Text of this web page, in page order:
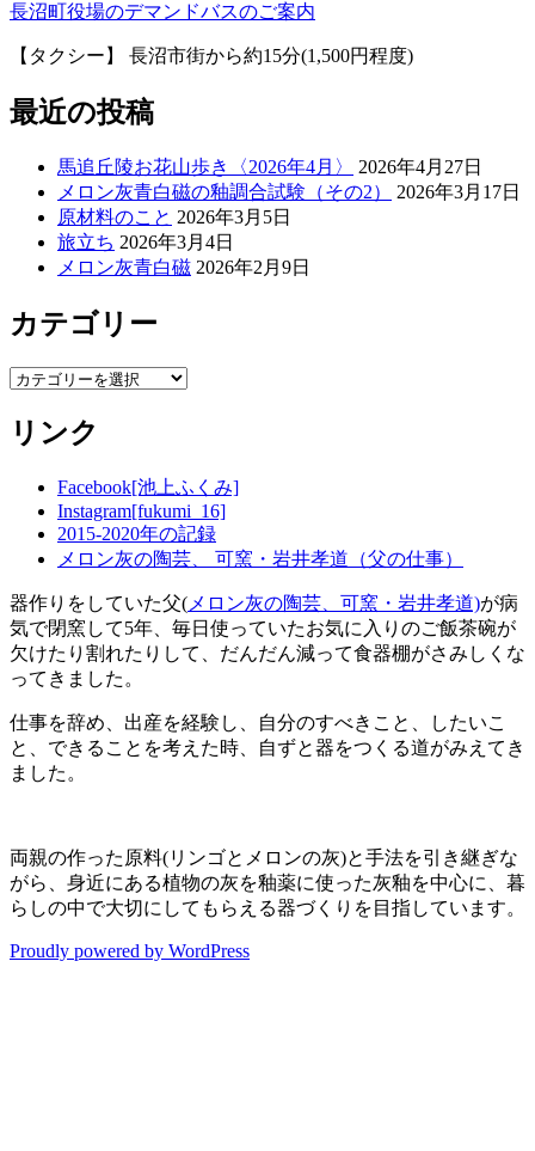
長沼町役場のデマンドバスのご案内
【タクシー】 長沼市街から約15分(1,500円程度)
最近の投稿
馬追丘陵お花山歩き〈2026年4月〉
2026年4月27日
メロン灰青白磁の釉調合試験（その2）
2026年3月17日
原材料のこと 2026年3月5日
旅立ち 2026年3月4日
メロン灰青白磁 2026年2月9日
カテゴリー
カ
ゴ
リ
リンク
Facebook[池上ふくみ]
Instagram[fukumi_16]
2015-2020年の記録
メロン灰の陶芸、 可窯・岩井孝道（父の仕事）
器作りをしていた父( メロン灰の陶芸、可窯・岩井孝道)が病
気で閉窯して5年、毎日使っていたお気に入りのご飯茶碗が
欠けたり割れたりして、だんだん減って食器棚がさみしくな
ってきました。
仕事を辞め、出産を経験し、自分のすべきこと、したいこ
と、できることを考えた時、自ずと器をつくる道がみえてき
ました。
両親の作った原料(リンゴとメロンの灰)と手法を引き継ぎな
がら、身近にある植物の灰を釉薬に使った灰釉を中心に、暮
らしの中で大切にしてもらえる器づくりを目指しています。
Proudly powered by WordPress